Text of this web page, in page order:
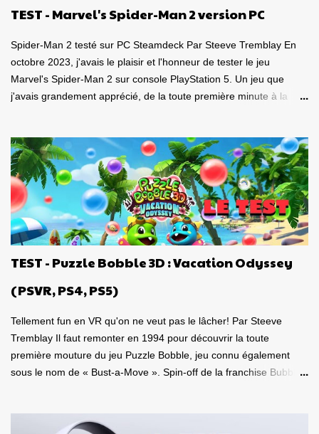
TEST - Marvel's Spider-Man 2 version PC
Spider-Man 2 testé sur PC Steamdeck Par Steeve Tremblay En
octobre 2023, j'avais le plaisir et l'honneur de tester le jeu
Marvel's Spider-Man 2 sur console PlayStation 5. Un jeu que
j'avais grandement apprécié, de la toute première minute à la
Pour revoir mon test, c'est par ici . Lorsque PlayStation Canada
nous a contacté il y a deux semaines pour faire le test de la
version PC, laquelle a vu le jour le 30 janvier dernier, je me suis
tout de suite dit : Ça serait génial d'y retourner, mais de façon
portable! Ouiiii, vous l'aurez deviné, je suis plongé dans le test de
Marvel's Spider-Man 2 PC sur la portable de Valve, ma
Steamdeck . Je me suis dit que puisque le premier volet, ainsi
que l'aventure Miles Morales sont approuvés 100% par Valve
pour la compatibilité St...
TEST - Puzzle Bobble 3D : Vacation Odyssey
(PSVR, PS4, PS5)
Tellement fun en VR qu'on ne veut pas le lâcher! Par Steeve
Tremblay Il faut remonter en 1994 pour découvrir la toute
première mouture du jeu Puzzle Bobble, jeu connu également
sous le nom de « Bust-a-Move ». Spin-off de la franchise Bubble
joueurs à travers le monde. Mais là, la franchise vient d'atteindre